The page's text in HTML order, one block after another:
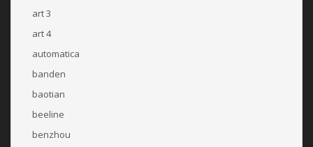
art 3
art 4
automatica
banden
baotian
beeline
benzhou